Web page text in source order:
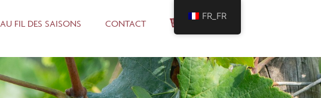
AU FIL DES SAISONS CONTACT
FR_FR